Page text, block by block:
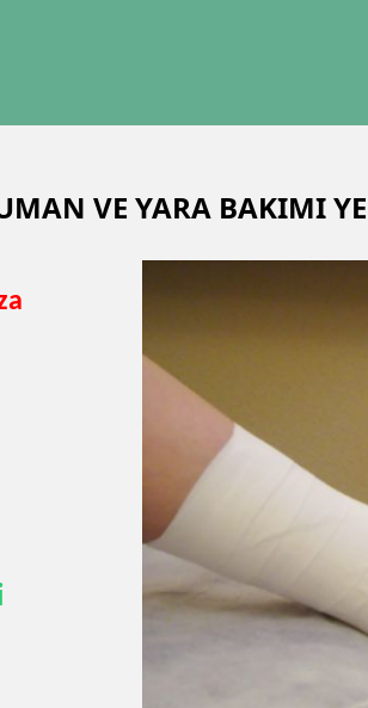
VE YARA BAKIMI